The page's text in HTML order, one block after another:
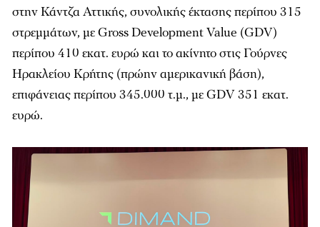
στην Κάντζα Αττικής, συνολικής έκτασης περίπου 315
στρεμμάτων, με Gross Development Value (GDV)
περίπου 410 εκατ. ευρώ και το ακίνητο στις Γούρνες
Ηρακλείου Κρήτης (πρώην αμερικανική βάση),
επιφάνειας περίπου 345.000 τ.μ., με GDV 351 εκατ.
ευρώ.